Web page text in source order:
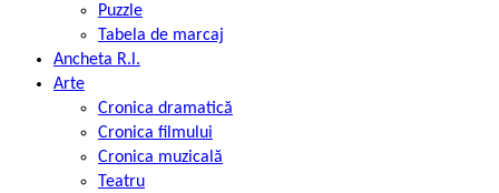
Puzzle
Tabela de marcaj
Ancheta R.l.
Arte
Cronica dramatică
Cronica filmului
Cronica muzicală
Teatru